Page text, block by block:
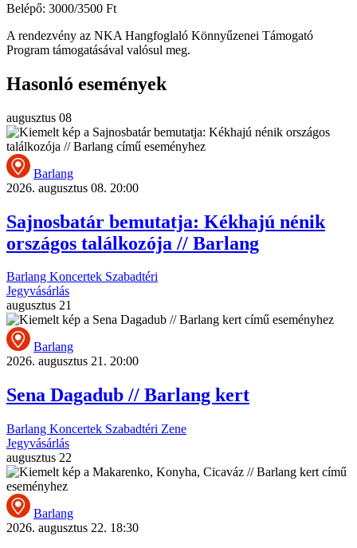
Belépő: 3000/3500 Ft
A rendezvény az NKA Hangfoglaló Könnyűzenei Támogató
Program támogatásával valósul meg.
Hasonló események
augusztus 08
Barlang
2026. augusztus 08. 20:00
Sajnosbatár bemutatja: Kékhajú nénik
országos találkozója // Barlang
Barlang Koncertek Szabadtéri
Jegyvásárlás
augusztus 21
Barlang
2026. augusztus 21. 20:00
Sena Dagadub // Barlang kert
Barlang Koncertek Szabadtéri Zene
Jegyvásárlás
augusztus 22
Barlang
2026. augusztus 22. 18:30